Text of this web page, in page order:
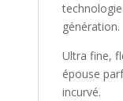
génération.
Ultra fine,
épouse
incurvé.